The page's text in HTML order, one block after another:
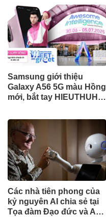
Samsung giới thiệu
Galaxy A56 5G màu Hồng
mới, bắt tay HIEUTHUHAI
bùng nổ
Các nhà tiên phong của
kỷ nguyên AI chia sẻ tại
Tọa đàm Đạo đức và An